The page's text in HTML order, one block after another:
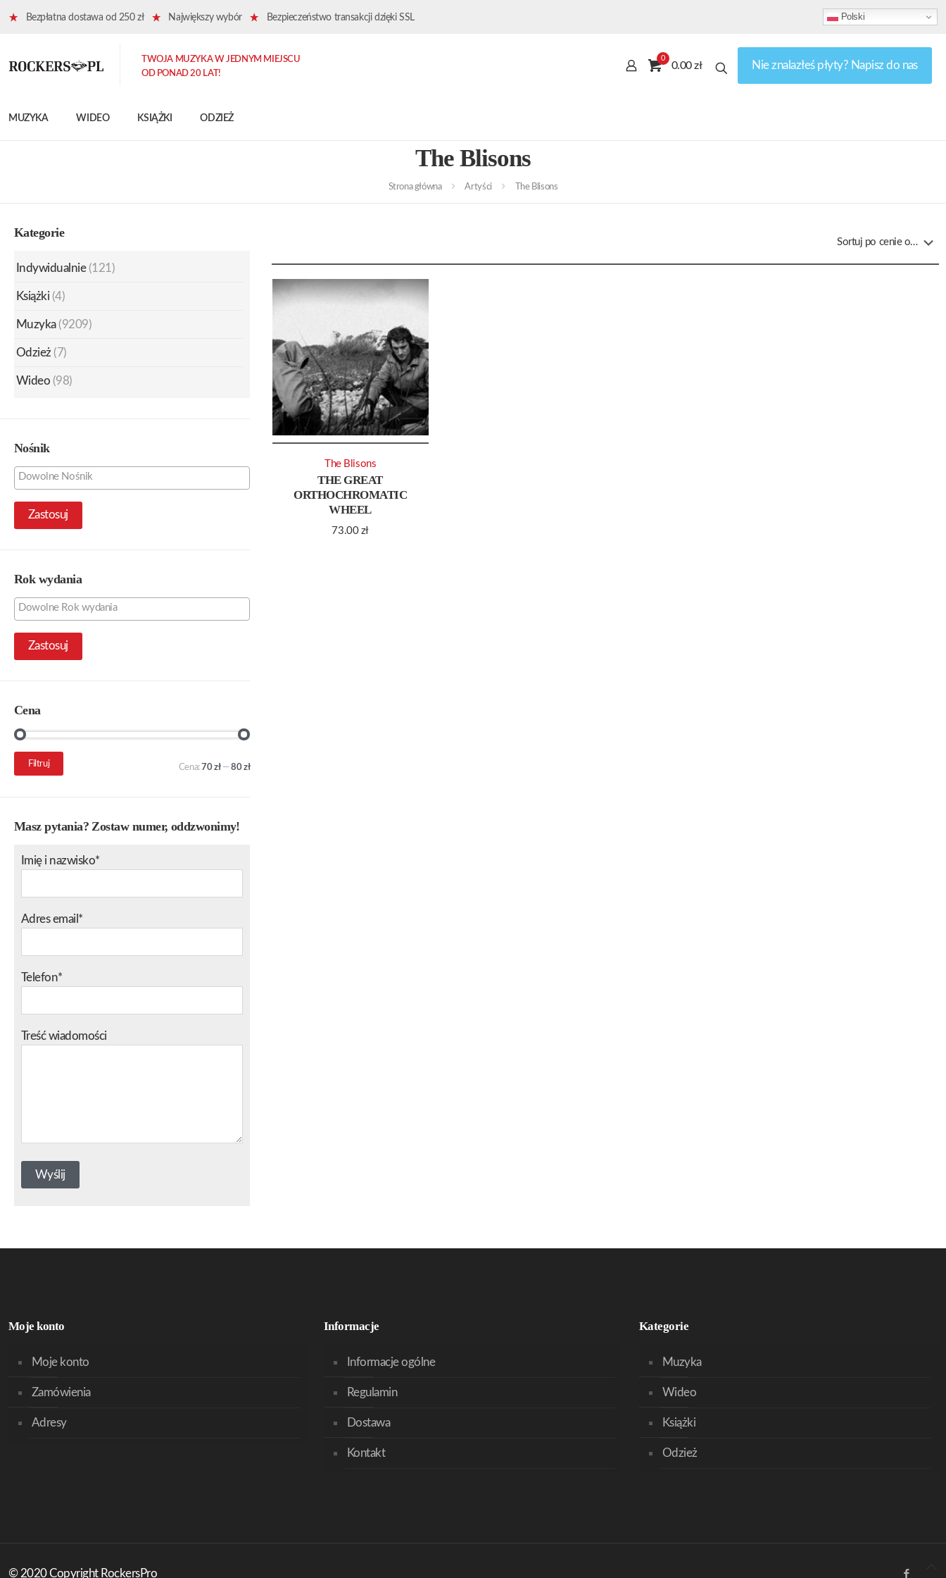
Bezpłatna dostawa od 250 zł Największy wybór Bezpieczeństwo transakcji dzięki SSL Polski
MUZYKA WIDEO KSIĄŻKI ODZIEŻ
TWOJA MUZYKA W JEDNYM MIEJSCU
OD PONAD 20 LAT!
0
0.00 zł Nie znalazłeś płyty? Napisz do nas
The Blisons
Strona główna Artyści The Blisons
THE GREAT
ORTHOCHROMATIC
WHEEL
73.00 zł
The Blisons
Kategorie
Indywidualnie (121)
Książki (4)
Muzyka (9209)
Odzież (7)
Wideo (98)
Nośnik
Zastosuj
Rok wydania
Zastosuj
Cena
Cena
min.
Cena
maks.
Filtruj Cena: 70 zł—80 zł
Masz pytania? Zostaw numer, oddzwonimy!
Imię i nazwisko*
Adres email*
Telefon*
Treść wiadomości
Moje konto
Moje konto
Zamówienia
Adresy
Informacje
Informacje ogólne
Regulamin
Dostawa
Kontakt
Kategorie
Muzyka
Wideo
Książki
Odzież
© 2020 Copyright RockersPro